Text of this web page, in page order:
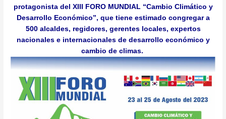
protagonista del XIII FORO MUNDIAL “Cambio Climático y
Desarrollo Económico”, que tiene estimado congregar a
500 alcaldes, regidores, gerentes locales, expertos
nacionales e internacionales de desarrollo económico y
cambio de climas.